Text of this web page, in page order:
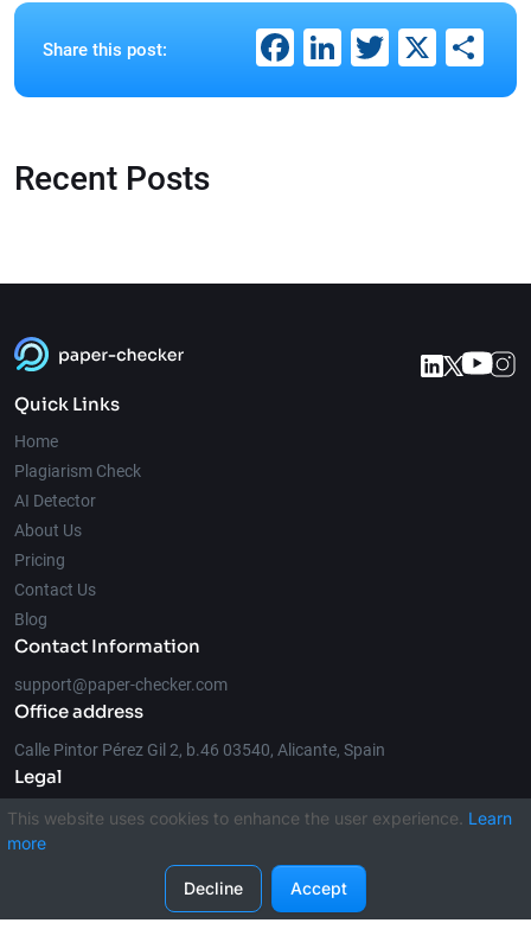
Share this post: Facebook
LinkedIn
Twitter
X
Recent Posts
Quick Links
Home
Plagiarism Check
AI Detector
About Us
Pricing
Contact Us
Blog
Contact Information
support@paper-checker.com
Office address
Calle Pintor Pérez Gil 2, b.46 03540, Alicante, Spain
Legal
This website uses cookies to enhance the user experience. Learn
more
Decline Accept